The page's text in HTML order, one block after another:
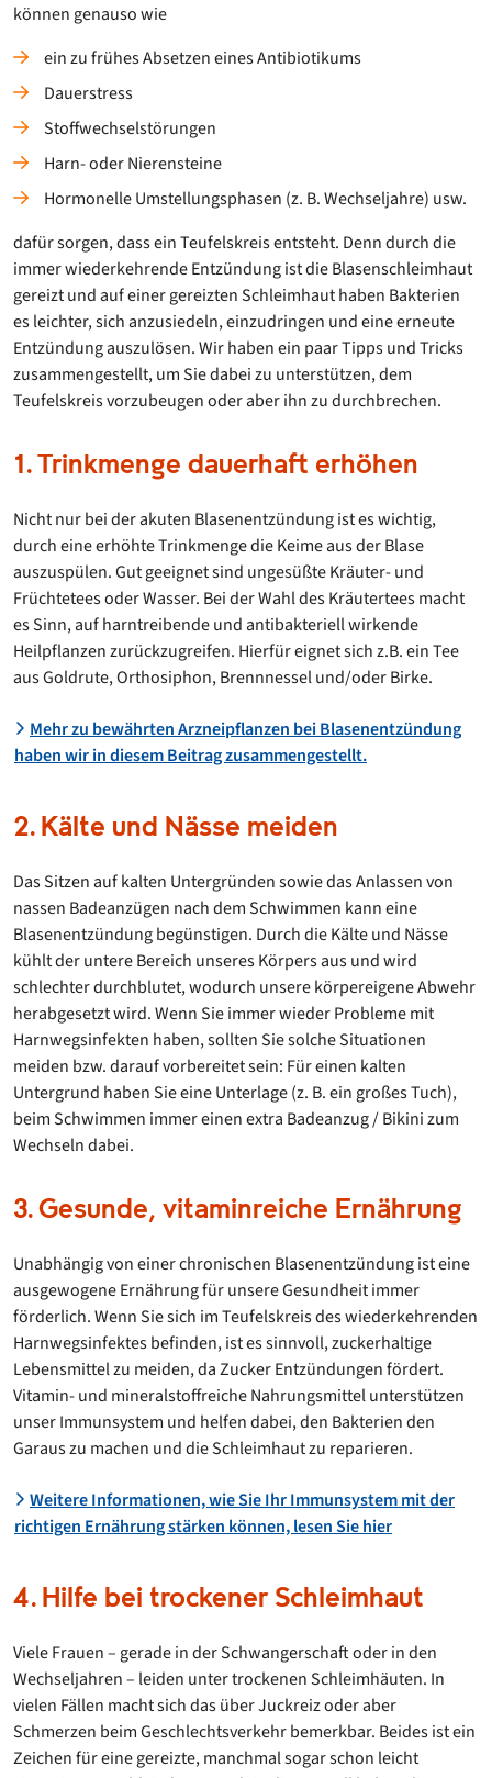
können genauso wie
ein zu frühes Absetzen eines Antibiotikums
Dauerstress
Stoffwechselstörungen
Harn- oder Nierensteine
Hormonelle Umstellungsphasen (z. B. Wechseljahre) usw.
dafür sorgen, dass ein Teufelskreis entsteht. Denn durch die
immer wiederkehrende Entzündung ist die Blasenschleimhaut
gereizt und auf einer gereizten Schleimhaut haben Bakterien
es leichter, sich anzusiedeln, einzudringen und eine erneute
Entzündung auszulösen. Wir haben ein paar Tipps und Tricks
zusammengestellt, um Sie dabei zu unterstützen, dem
Teufelskreis vorzubeugen oder aber ihn zu durchbrechen.
1. Trinkmenge dauerhaft erhöhen
Nicht nur bei der akuten Blasenentzündung ist es wichtig,
durch eine erhöhte Trinkmenge die Keime aus der Blase
auszuspülen. Gut geeignet sind ungesüßte Kräuter- und
Früchtetees oder Wasser. Bei der Wahl des Kräutertees macht
es Sinn, auf harntreibende und antibakteriell wirkende
Heilpflanzen zurückzugreifen. Hierfür eignet sich z.B. ein Tee
aus Goldrute, Orthosiphon, Brennnessel und/oder Birke.
Mehr zu bewährten Arzneipflanzen bei Blasenentzündung
haben wir in diesem Beitrag zusammengestellt.
2. Kälte und Nässe meiden
Das Sitzen auf kalten Untergründen sowie das Anlassen von
nassen Badeanzügen nach dem Schwimmen kann eine
Blasenentzündung begünstigen. Durch die Kälte und Nässe
kühlt der untere Bereich unseres Körpers aus und wird
schlechter durchblutet, wodurch unsere körpereigene Abwehr
herabgesetzt wird. Wenn Sie immer wieder Probleme mit
Harnwegsinfekten haben, sollten Sie solche Situationen
meiden bzw. darauf vorbereitet sein: Für einen kalten
Untergrund haben Sie eine Unterlage (z. B. ein großes Tuch),
beim Schwimmen immer einen extra Badeanzug / Bikini zum
Wechseln dabei.
3. Gesunde, vitaminreiche Ernährung
Unabhängig von einer chronischen Blasenentzündung ist eine
ausgewogene Ernährung für unsere Gesundheit immer
förderlich. Wenn Sie sich im Teufelskreis des wiederkehrenden
Harnwegsinfektes befinden, ist es sinnvoll, zuckerhaltige
Lebensmittel zu meiden, da Zucker Entzündungen fördert.
Vitamin- und mineralstoffreiche Nahrungsmittel unterstützen
unser Immunsystem und helfen dabei, den Bakterien den
Garaus zu machen und die Schleimhaut zu reparieren.
Weitere Informationen, wie Sie Ihr Immunsystem mit der
richtigen Ernährung stärken können, lesen Sie hier
4. Hilfe bei trockener Schleimhaut
Viele Frauen – gerade in der Schwangerschaft oder in den
Wechseljahren – leiden unter trockenen Schleimhäuten. In
vielen Fällen macht sich das über Juckreiz oder aber
Schmerzen beim Geschlechtsverkehr bemerkbar. Beides ist ein
Zeichen für eine gereizte, manchmal sogar schon leicht